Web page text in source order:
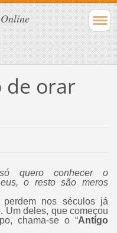
de orar
quero conhecer o
o resto são meros
nos séculos já
Um deles, que começou
chama-se o “Antigo